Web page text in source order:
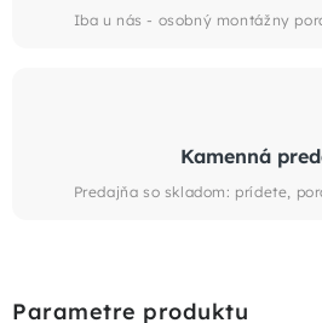
Iba u nás - osobný montážny
Kamenná
Predajňa so skladom: prídete,
Parametre produktu